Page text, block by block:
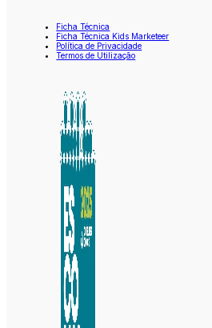
Ficha Técnica
Ficha Técnica Kids Marketeer
Política de Privacidade
Termos de Utilização